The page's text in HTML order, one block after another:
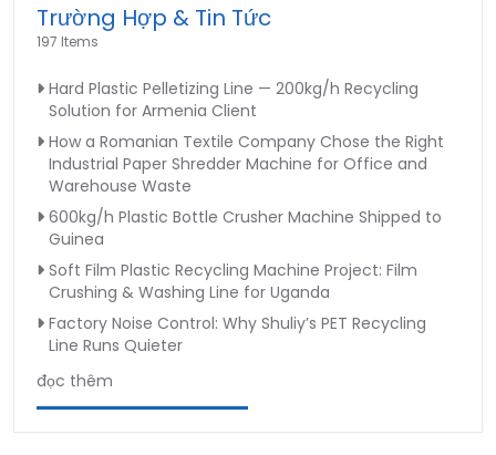
Trường Hợp & Tin Tức
197 Items
Hard Plastic Pelletizing Line — 200kg/h Recycling
Solution for Armenia Client
How a Romanian Textile Company Chose the Right
Industrial Paper Shredder Machine for Office and
Warehouse Waste
600kg/h Plastic Bottle Crusher Machine Shipped to
Guinea
Soft Film Plastic Recycling Machine Project: Film
Crushing & Washing Line for Uganda
Factory Noise Control: Why Shuliy’s PET Recycling
Line Runs Quieter
đọc thêm